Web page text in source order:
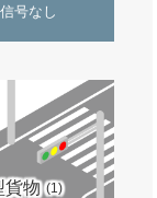
信号なし
貨物 (1)